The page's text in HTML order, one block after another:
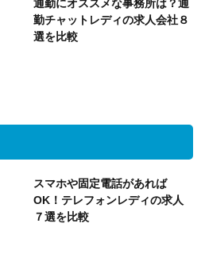
通勤にオススメな事務所は？通
勤チャットレディの求人会社８
選を比較
スマホや固定電話があれば
OK！テレフォンレディの求人
７選を比較